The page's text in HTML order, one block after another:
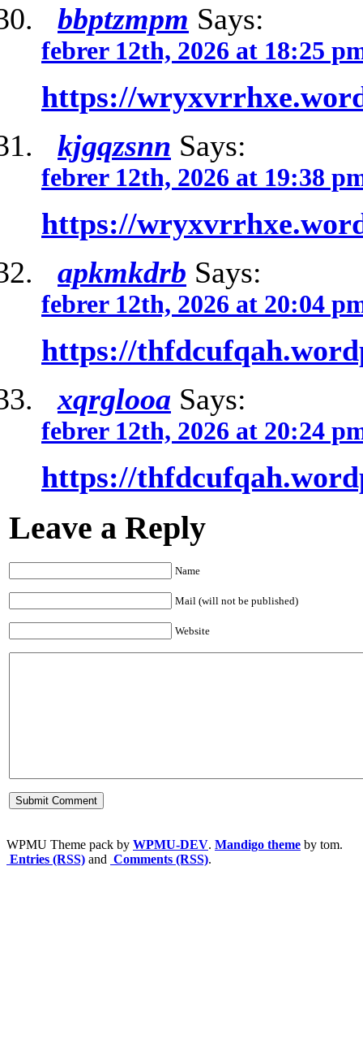
bbptzmpm Says:
febrer 12th, 2026 at 18:25
https://
kjgqzsnn Says:
febrer 12th, 2026 at 19:38
https://
apkmkdrb Says:
febrer 12th, 2026 at 20:04
https://
xqrglooa Says:
febrer 12th, 2026 at 20:24
https://
Leave a Reply
Name
Mail (will not be published)
Website
WPMU Theme pack by WPMU-DEV. Mandigo theme by tom.
Entries (RSS) and Comments (RSS).